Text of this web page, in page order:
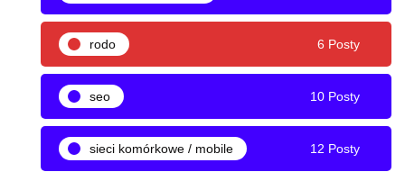
rodo 6 Posty
seo 10 Posty
sieci komórkowe / mobile 12 Posty